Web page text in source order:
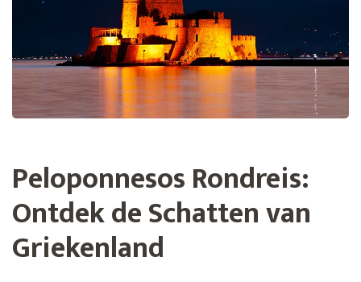
Peloponnesos Rondreis:
Ontdek de Schatten van
Griekenland